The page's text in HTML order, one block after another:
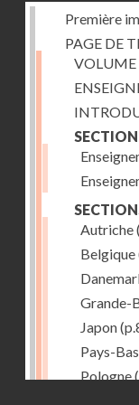
Première
PAGE DE
VOLUME
Autriche
Belgique
Grande-
Japon
Pays-Bas
Pologne